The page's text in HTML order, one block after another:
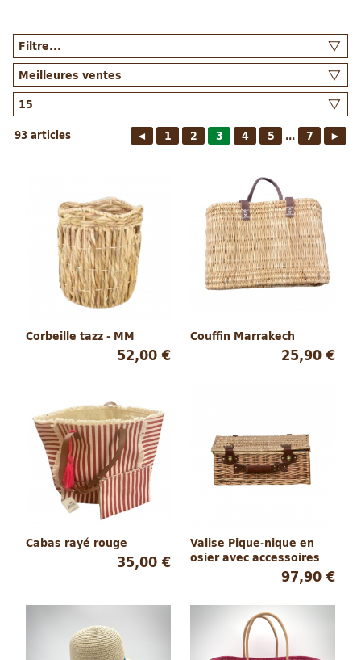
93 articles ◄ 1 2 3 4 5 ... 7 ►
Corbeille tazz - MM
52,00 €
Couffin Marrakech
25,90 €
Cabas rayé rouge
35,00 €
Valise Pique-nique en
osier avec accessoires
97,90 €